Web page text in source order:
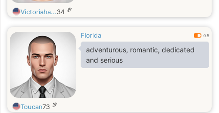
Victoriaha...34 岁
Florida 0.5
adventurous, romantic, dedicated
and serious
Toucan73 岁